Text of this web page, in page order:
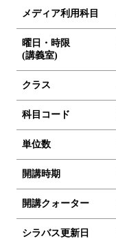
メディア利用科目
曜日・時限
(講義室)
クラス
科目コード
単位数
開講時期
開講クォーター
シラバス更新日